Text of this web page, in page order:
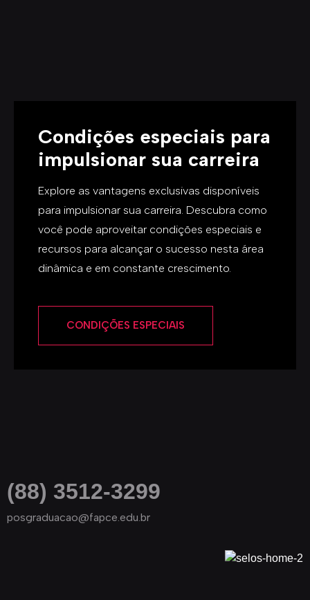
Condições especiais para
impulsionar sua carreira
Explore as vantagens exclusivas disponíveis
para impulsionar sua carreira. Descubra como
você pode aproveitar condições especiais e
recursos para alcançar o sucesso nesta área
dinâmica e em constante crescimento.
CONDIÇÕES ESPECIAIS
(88) 3512-3299
posgraduacao@fapce.edu.br